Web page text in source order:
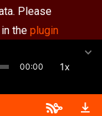
Please
the plugin
00:00 1x